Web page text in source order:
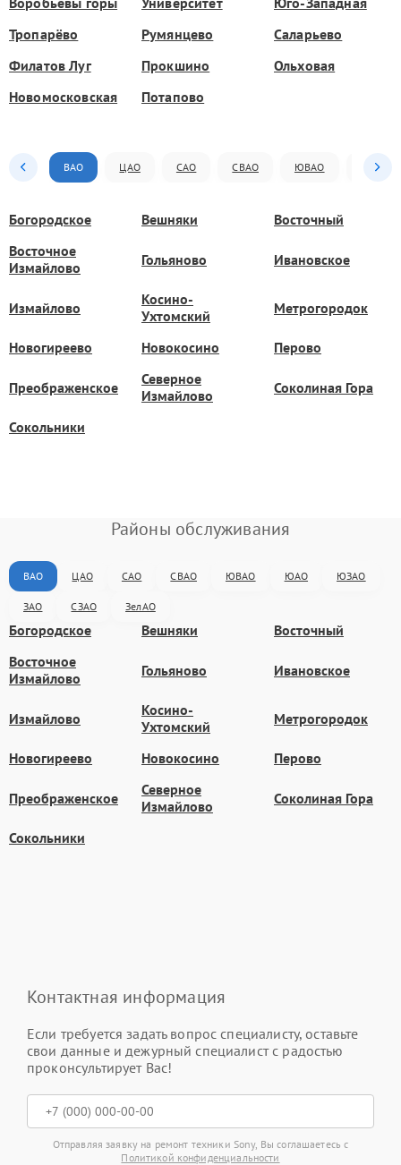
Тропарёво
Румянцево
Саларьево
Филатов Луг
Прокшино
Ольховая
Новомосковская
Потапово
ВАО ЦАО САО СВАО ЮВАО ЮАО
Богородское Вешняки
Восточный
Восточное
Измайлово
Гольяново Ивановское
Измайлово
Косино-
Ухтомский
Метрогородок
Новогиреево Новокосино Перово
Преображенское
Северное
Измайлово
Соколиная Гора
Сокольники
Районы обслуживания
ВАО ЦАО САО СВАО ЮВАО ЮАО ЮЗАО
ЗАО СЗАО ЗелАО
Богородское Вешняки
Восточный
Восточное
Измайлово
Гольяново Ивановское
Измайлово
Косино-
Ухтомский
Метрогородок
Новогиреево Новокосино Перово
Преображенское
Северное
Измайлово
Соколиная Гора
Сокольники
Контактная информация
Если требуется задать вопрос специалисту, оставьте
свои данные и дежурный специалист с радостью
проконсультирует Вас!
Отправляя заявку на ремонт техники Sony, Вы соглашаетесь с
Политикой конфиденциальности